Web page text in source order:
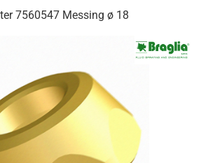
7560547 Messing ø 18